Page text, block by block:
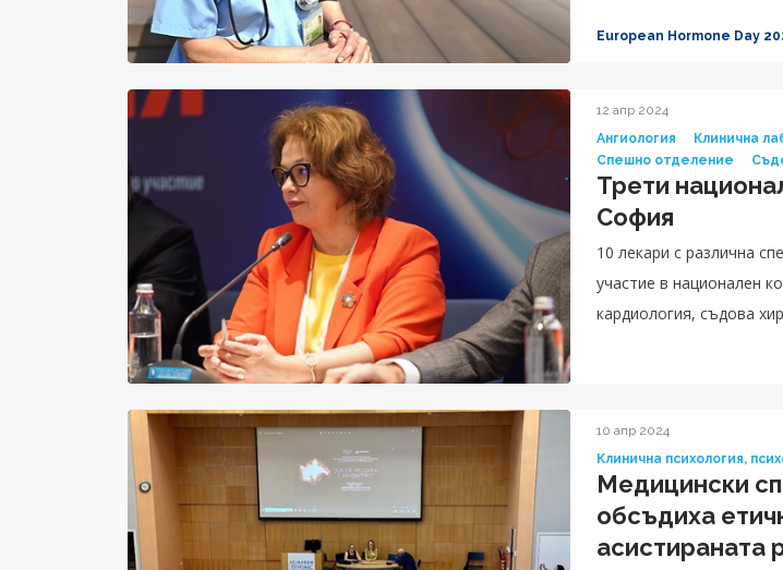
European Hormone Day
12 апр 2024
Ангиология
Клинична
Спешно отделение
Трети
София
10 лекари с различна
участие в национален
кардиология, съдова
10 апр 2024
Клинична психология,
Медицински
обсъдиха
асистираната